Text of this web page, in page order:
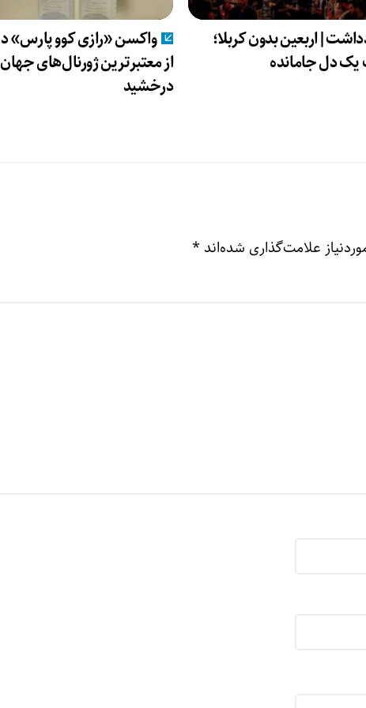
بدون کربلا؛
یک دل جامانده
واکسن «رازی کوو پارس»
از معتبرترین ژورنال‌های جهان
درخشید
علامت‌گذاری شده‌اند *